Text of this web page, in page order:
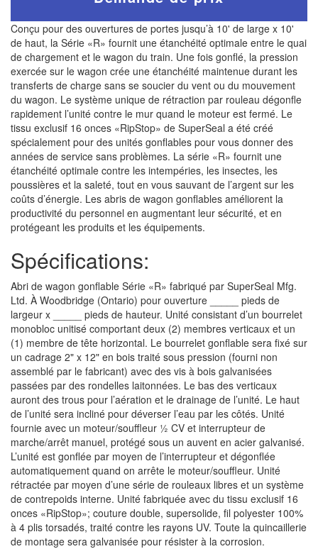
Conçu pour des ouvertures de portes jusqu’à 10' de large x 10'
de haut, la Série «R» fournit une étanchéité optimale entre le quai
de chargement et le wagon du train. Une fois gonflé, la pression
exercée sur le wagon crée une étanchéité maintenue durant les
transferts de charge sans se soucier du vent ou du mouvement
du wagon. Le système unique de rétraction par rouleau dégonfle
rapidement l’unité contre le mur quand le moteur est fermé. Le
tissu exclusif 16 onces «RipStop» de SuperSeal a été créé
spécialement pour des unités gonflables pour vous donner des
années de service sans problèmes. La série «R» fournit une
étanchéité optimale contre les intempéries, les insectes, les
poussières et la saleté, tout en vous sauvant de l’argent sur les
coûts d’énergie. Les abris de wagon gonflables améliorent la
productivité du personnel en augmentant leur sécurité, et en
protégeant les produits et les équipements.
Spécifications:
Abri de wagon gonflable Série «R» fabriqué par SuperSeal Mfg.
Ltd. À Woodbridge (Ontario) pour ouverture _____ pieds de
largeur x _____ pieds de hauteur. Unité consistant d’un bourrelet
monobloc unitisé comportant deux (2) membres verticaux et un
(1) membre de tête horizontal. Le bourrelet gonflable sera fixé sur
un cadrage 2" x 12" en bois traité sous pression (fourni non
assemblé par le fabricant) avec des vis à bois galvanisées
passées par des rondelles laitonnées. Le bas des verticaux
auront des trous pour l’aération et le drainage de l’unité. Le haut
de l’unité sera incliné pour déverser l’eau par les côtés. Unité
fournie avec un moteur/souffleur ½ CV et interrupteur de
marche/arrêt manuel, protégé sous un auvent en acier galvanisé.
L’unité est gonflée par moyen de l’interrupteur et dégonflée
automatiquement quand on arrête le moteur/souffleur. Unité
rétractée par moyen d’une série de rouleaux libres et un système
de contrepoids interne. Unité fabriquée avec du tissu exclusif 16
onces «RipStop»; couture double, supersolide, fil polyester 100%
à 4 plis torsadés, traité contre les rayons UV. Toute la quincaillerie
de montage sera galvanisée pour résister à la corrosion.